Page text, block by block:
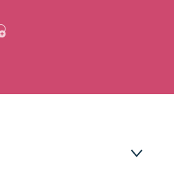
aux